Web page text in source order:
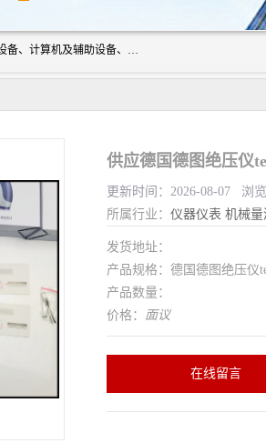
厦门欣锐仪器仪表有限公司成立于2006年，位于厦门市湖里区。公司主营五金产品、电气设备、计算机及辅助设备、通讯设备的批发与零售，同时涉及乐器、照相器材等文化用品的销售。此外，公司还提供通用设备、电气设备、仪器仪表的修理服务，以及信息系统集成、信息技术咨询、数据处理和存储等技术支持。公司致力于为客户提供全面的产品和服务，满足多样化的市场需求。
供应德国德图绝压仪
更新时间：2026-08-07 浏
所属行业： 仪器仪表 机械
发货地址：
产品规格：德国德图绝压仪
产品数量：
价格： 面议
在线留言